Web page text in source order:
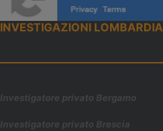
INVESTIGAZIONI LOMBARDIA
Investigatore privato Bergamo
Investigatore privato Brescia